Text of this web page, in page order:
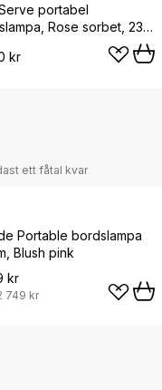
portabel
Rose sorbet, 23
kr
ett fåtal kvar
Portable bordslampa
Blush pink
kr
749 kr